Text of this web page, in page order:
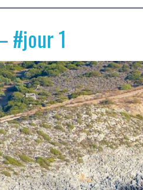
#jour 1